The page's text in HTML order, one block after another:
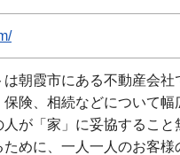
朝霞市にある不動産会
険、相続などについて幅
人が「家」に妥協するこ
めに、一人一人のお客